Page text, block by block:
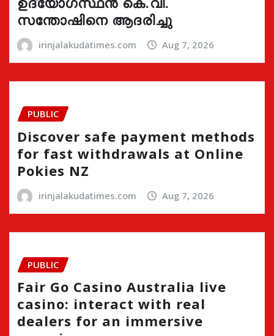
സന്തോഷിനെ ആദരിച്ചു
irinjalakudatimes.com Aug 7, 2026
PUBLIC
Discover safe payment methods
for fast withdrawals at Online
Pokies NZ
irinjalakudatimes.com Aug 7, 2026
PUBLIC
Fair Go Casino Australia live
casino: interact with real
dealers for an immersive